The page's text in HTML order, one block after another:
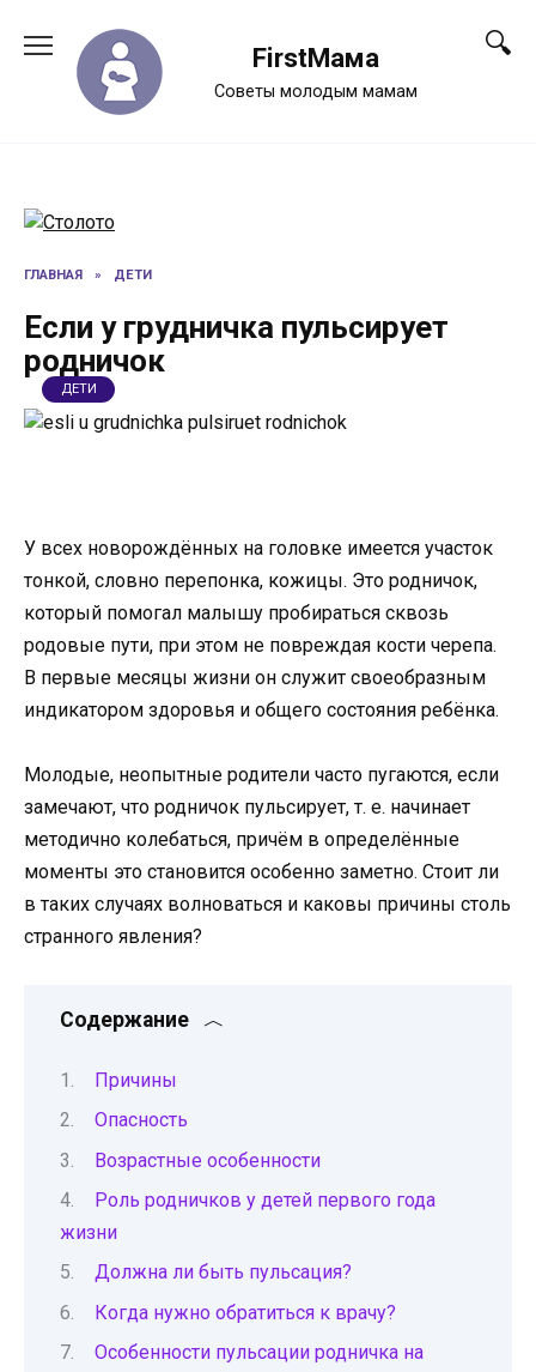
содержанию
FirstМама
Советы молодым мамам
ГЛАВНАЯ » ДЕТИ
Если у грудничка пульсирует
родничок
ДЕТИ
У всех новорождённых на головке имеется участок
тонкой, словно перепонка, кожицы. Это родничок,
который помогал малышу пробираться сквозь
родовые пути, при этом не повреждая кости черепа.
В первые месяцы жизни он служит своеобразным
индикатором здоровья и общего состояния ребёнка.
Молодые, неопытные родители часто пугаются, если
замечают, что родничок пульсирует, т. е. начинает
методично колебаться, причём в определённые
моменты это становится особенно заметно. Стоит ли
в таких случаях волноваться и каковы причины столь
странного явления?
Содержание
Причины
Опасность
Возрастные особенности
Роль родничков у детей первого года
жизни
Должна ли быть пульсация?
Когда нужно обратиться к врачу?
Особенности пульсации родничка на